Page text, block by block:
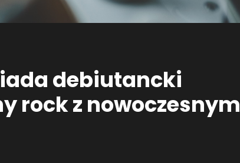
debiutancki
rock z nowoczesnym